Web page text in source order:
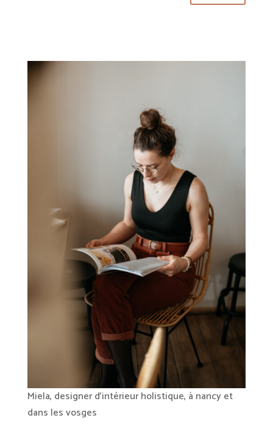
Miela, designer d'intérieur holistique, à nancy et
dans les vosges